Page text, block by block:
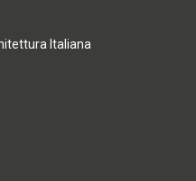
Italiana